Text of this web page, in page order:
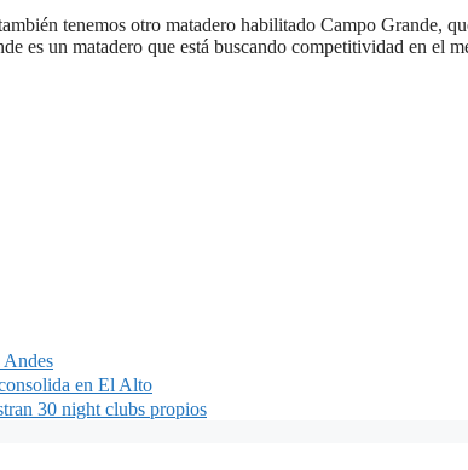
tenemos otro matadero habilitado Campo Grande,
es un matadero que está buscando competitividad en el
Andes
en El Alto
30 night clubs propios